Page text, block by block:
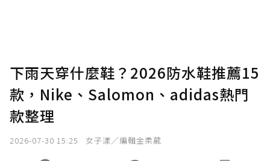
下雨天穿什麼鞋？2026防水鞋推薦15
款，Nike、Salomon、adidas熱門
款整理
2026-07-30 15:25 女子漾／編輯金柔葳